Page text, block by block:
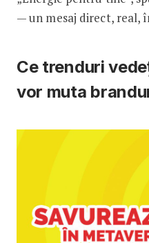
— un mesaj direct, real,
Ce trenduri
vor muta